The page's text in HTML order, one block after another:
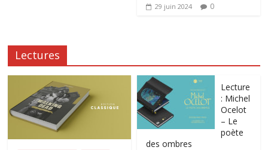
29 juin 2024 0
Lectures
Lecture
: Michel
Ocelot
– Le
poète
des ombres